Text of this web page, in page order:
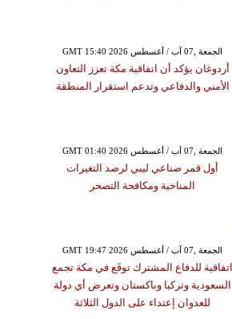
GMT 15:40 2026 الجمعة ,07 آب / أغسطس
أردوغان يؤكد أن اتفاقية مكة تعزز التعاون
الأمني والدفاعي وتدعم استقرار المنطقة
GMT 01:40 2026 الجمعة ,07 آب / أغسطس
أول قمر صناعي ليبي لرصد التغيرات
المناخية ومكافحة التصحر
GMT 19:47 2026 الجمعة ,07 آب / أغسطس
اتفاقية للدفاع المشترك توقَع في مكة تجمع
السعودية وتركيا وباكستان وتعرض أي دولة
للعدوان إعتداء على الدول الثلاثة